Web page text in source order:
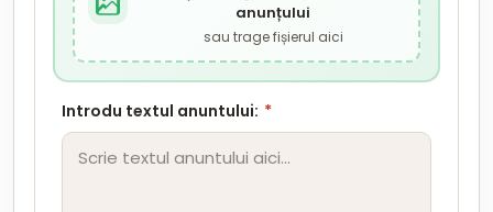
anunțului
sau trage fișierul aici
Introdu textul anuntului: *